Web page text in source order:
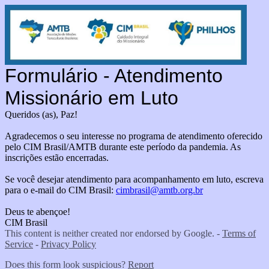
Formulário - Atendimento
Missionário em Luto
Queridos (as), Paz!
Agradecemos o seu interesse no programa de atendimento oferecido
pelo CIM Brasil/AMTB durante este período da pandemia. As
inscrições estão encerradas.
Se você desejar atendimento para acompanhamento em luto, escreva
para o e-mail do CIM Brasil: cimbrasil@amtb.org.br
Deus te abençoe!
CIM Brasil
This content is neither created nor endorsed by Google. - Terms of
Service - Privacy Policy
Does this form look suspicious? Report